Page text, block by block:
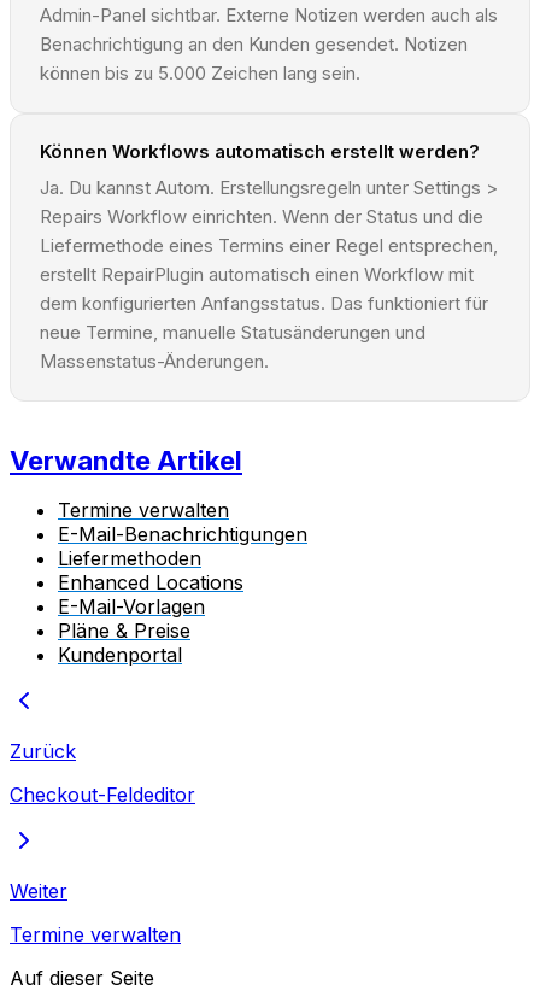
Admin-Panel sichtbar. Externe Notizen werden auch als
Benachrichtigung an den Kunden gesendet. Notizen
können bis zu 5.000 Zeichen lang sein.
Können Workflows automatisch erstellt werden?
Ja. Du kannst Autom. Erstellungsregeln unter Settings >
Repairs Workflow einrichten. Wenn der Status und die
Liefermethode eines Termins einer Regel entsprechen,
erstellt RepairPlugin automatisch einen Workflow mit
dem konfigurierten Anfangsstatus. Das funktioniert für
neue Termine, manuelle Statusänderungen und
Massenstatus-Änderungen.
Verwandte Artikel
Termine verwalten
E-Mail-Benachrichtigungen
Liefermethoden
Enhanced Locations
E-Mail-Vorlagen
Pläne & Preise
Kundenportal
Zurück
Checkout-Feldeditor
Weiter
Termine verwalten
Auf dieser Seite